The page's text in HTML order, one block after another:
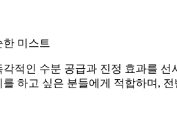
미스트
적인 수분 공급과 진정 효과를
하고 싶은 분들에게 적합하며,